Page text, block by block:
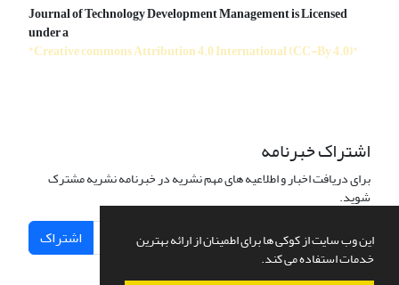
این وب سایت از کوکی ها برای اطمینان از ارائه بهترین
خدمات استفاده می کند.
Journal of Technology Development Management is Licensed
under a
"Creative commons Attribution 4.0 International (CC-By 4.0)"
اشتراک خبرنامه
برای دریافت اخبار و اطلاعیه های مهم نشریه در خبرنامه نشریه مشترک
شوید.
اشتراک